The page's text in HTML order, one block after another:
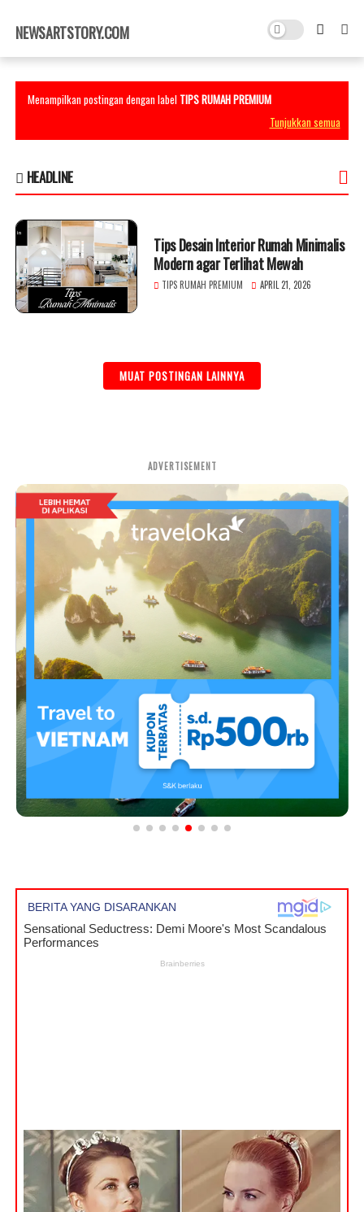
×
NEWSARTSTORY.COM
Menampilkan postingan dengan label TIPS RUMAH PREMIUM
Tunjukkan semua
HEADLINE
Tips Desain Interior Rumah Minimalis
Modern agar Terlihat Mewah
TIPS RUMAH PREMIUM APRIL 21, 2026
MUAT POSTINGAN LAINNYA
ADVERTISEMENT